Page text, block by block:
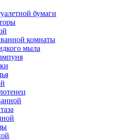
бумаги
комнаты
мыла